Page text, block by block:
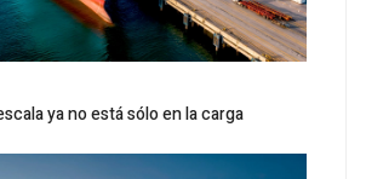
ya no está sólo en la carga